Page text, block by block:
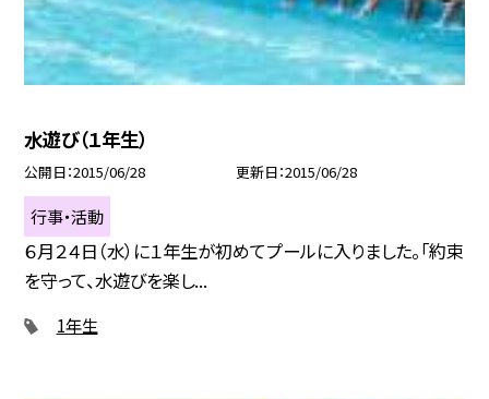
水遊び（１年生）
公開日 2015/06/28 更新日 2015/06/28
行事・活動
６月２４日（水）に１年生が初めてプールに入りました。「約束
を守って、水遊びを楽し...
1年生